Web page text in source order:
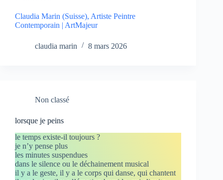
Claudia Marin (Suisse), Artiste Peintre
Contemporain | ArtMajeur
claudia marin 8 mars 2026
Non classé
lorsque je peins
le temps existe-il toujours ?
je n’y pense plus
les minutes suspendues
dans le silence ou le déchainement musical
il y a le geste, il y a le corps qui danse, qui chantent